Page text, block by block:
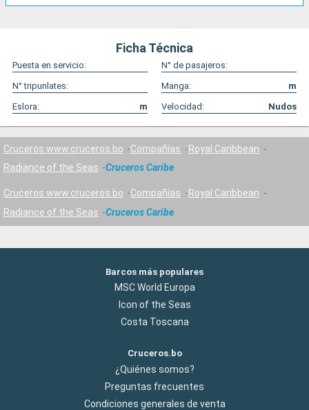
Ficha Técnica
Puesta en servicio:
N° de pasajeros:
N° tripunlates:
Manga:
m
Eslora:
m Velocidad: Nudos
Cruceros www.cruceros.bo Compañías
Royal Caribbean
Radiance of the Seas
Cruceros Caribe
Cruceros www.cruceros.bo Compañías
Royal Caribbean
Radiance of the Seas
Cruceros Caribe
Barcos más populares
MSC World Europa
Icon of the Seas
Costa Toscana
Cruceros.bo
¿Quiénes somos?
Preguntas frecuentes
Condiciones generales de venta